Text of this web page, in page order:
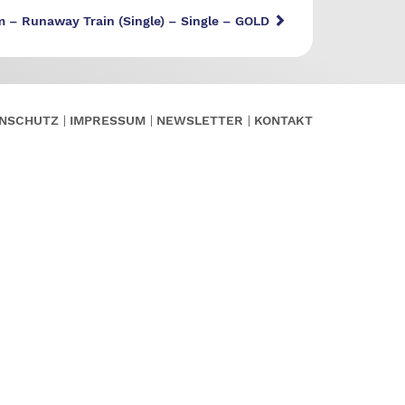
– Runaway Train (Single) – Single – GOLD
IMPRESSUM NEWSLETTER KONTAKT